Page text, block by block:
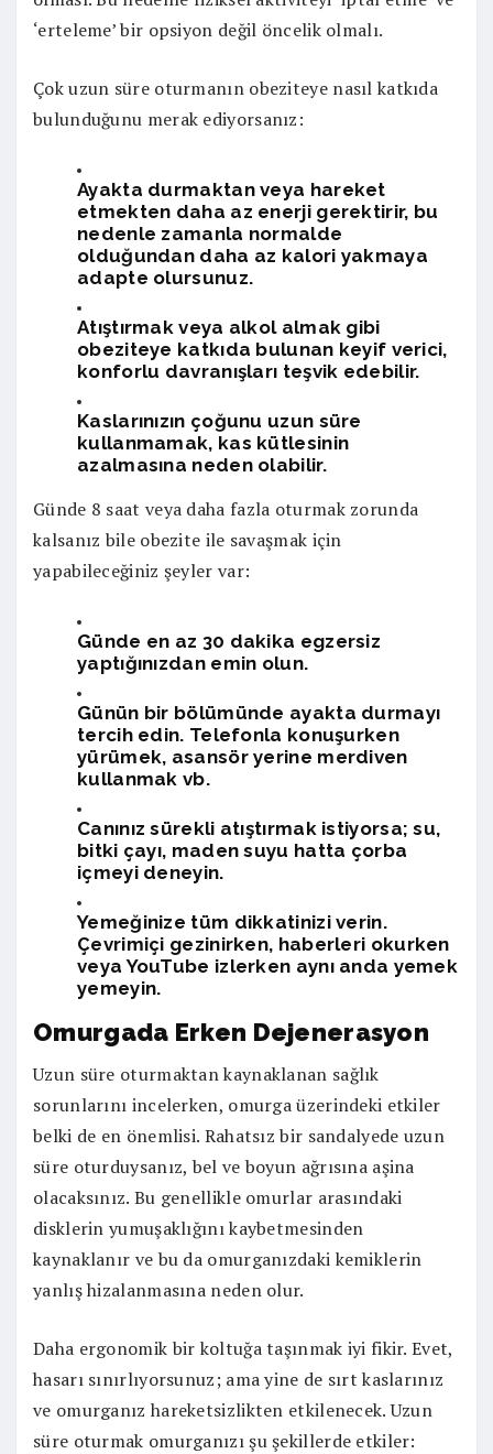
‘erteleme’ bir opsiyon değil öncelik olmalı.
Çok uzun süre oturmanın obeziteye nasıl katkıda
bulunduğunu merak ediyorsanız:
Ayakta durmaktan veya hareket
etmekten daha az enerji gerektirir, bu
nedenle zamanla normalde
olduğundan daha az kalori yakmaya
adapte olursunuz.
Atıştırmak veya alkol almak gibi
obeziteye katkıda bulunan keyif verici,
konforlu davranışları teşvik edebilir.
Kaslarınızın çoğunu uzun süre
kullanmamak, kas kütlesinin
azalmasına neden olabilir.
Günde 8 saat veya daha fazla oturmak zorunda
kalsanız bile obezite ile savaşmak için
yapabileceğiniz şeyler var:
Günde en az 30 dakika egzersiz
yaptığınızdan emin olun.
Günün bir bölümünde ayakta durmayı
tercih edin. Telefonla konuşurken
yürümek, asansör yerine merdiven
kullanmak vb.
Canınız sürekli atıştırmak istiyorsa; su,
bitki çayı, maden suyu hatta çorba
içmeyi deneyin.
Yemeğinize tüm dikkatinizi verin.
Çevrimiçi gezinirken, haberleri okurken
veya YouTube izlerken aynı anda yemek
yemeyin.
Omurgada Erken Dejenerasyon
Uzun süre oturmaktan kaynaklanan sağlık
sorunlarını incelerken, omurga üzerindeki etkiler
belki de en önemlisi. Rahatsız bir sandalyede uzun
süre oturduysanız, bel ve boyun ağrısına aşina
olacaksınız. Bu genellikle omurlar arasındaki
disklerin yumuşaklığını kaybetmesinden
kaynaklanır ve bu da omurganızdaki kemiklerin
yanlış hizalanmasına neden olur.
Daha ergonomik bir koltuğa taşınmak iyi fikir. Evet,
hasarı sınırlıyorsunuz; ama yine de sırt kaslarınız
ve omurganız hareketsizlikten etkilenecek. Uzun
süre oturmak omurganızı şu şekillerde etkiler: